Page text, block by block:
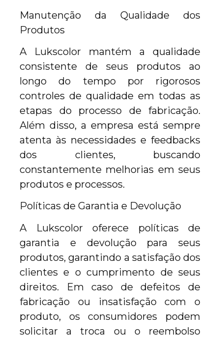
Manutenção da Qualidade dos
Produtos
A Lukscolor mantém a qualidade
consistente de seus produtos ao
longo do tempo por rigorosos
controles de qualidade em todas as
etapas do processo de fabricação.
Além disso, a empresa está sempre
atenta às necessidades e feedbacks
dos clientes, buscando
constantemente melhorias em seus
produtos e processos.
Políticas de Garantia e Devolução
A Lukscolor oferece políticas de
garantia e devolução para seus
produtos, garantindo a satisfação dos
clientes e o cumprimento de seus
direitos. Em caso de defeitos de
fabricação ou insatisfação com o
produto, os consumidores podem
solicitar a troca ou o reembolso